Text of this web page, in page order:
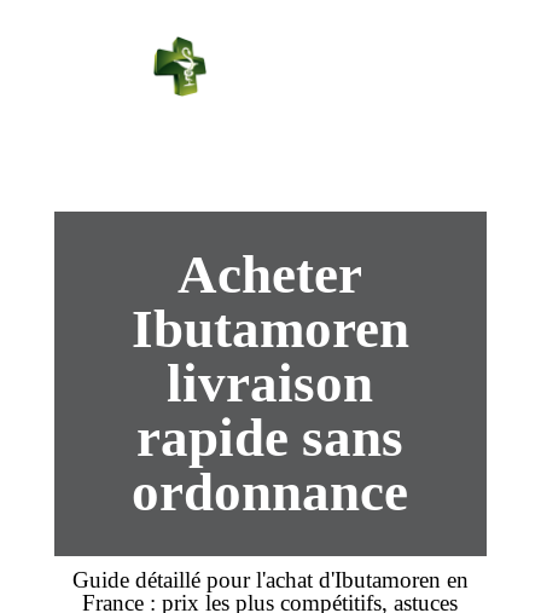
Acheter
Ibutamoren
livraison
rapide sans
ordonnance
Guide détaillé pour l'achatd'Ibutamoren en
France :prix les plus compétitifs, astuces